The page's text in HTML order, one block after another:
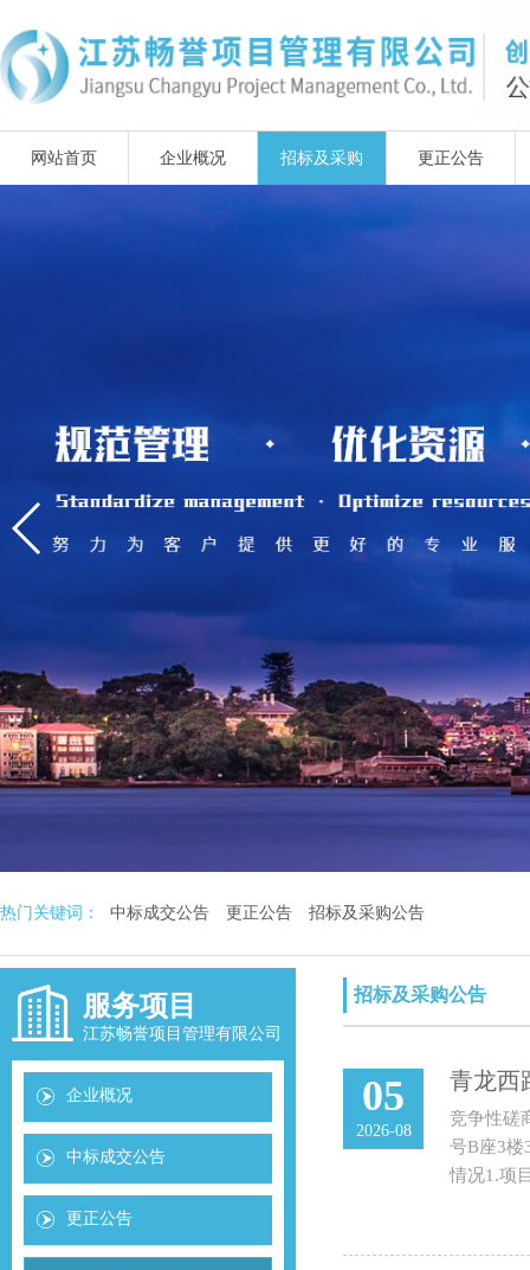
网站首页 企业概况 招标及采购 更正公告
热门关键词： 中标成交公告 更正公告 招标及采购公告
服务项目
江苏畅誉项目管理有限公司
企业概况
中标成交公告
更正公告
招标及采购公告
05
2026-08
青龙西
竞争性磋
号B座3楼
情况1.项